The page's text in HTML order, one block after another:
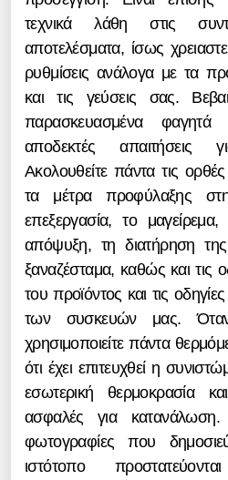
τεχνικά λάθη στις
αποτελέσματα, ίσως
ρυθμίσεις ανάλογα με τα
και τις γεύσεις σας.
παρασκευασμένα φαγητά
αποδεκτές
Ακολουθείτε πάντα τις ορθές
τα μέτρα προφύλαξης
επεξεργασία, το
απόψυξη, τη διατήρηση
ξαναζέσταμα, καθώς και τις
του προϊόντος και τις
των συσκευών μας. Όταν
χρησιμοποιείτε πάντα
ότι έχει επιτευχθεί η
εσωτερική θερμοκρασία
ασφαλές για
φωτογραφίες που
ιστότοπο